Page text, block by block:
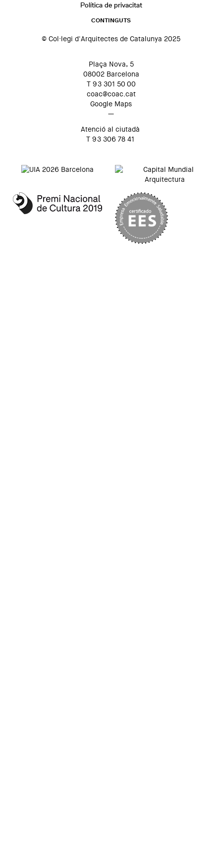
Política de privacitat
CONTINGUTS
© Col·legi d'Arquitectes de Catalunya 2025
Plaça Nova, 5
08002 Barcelona
T 93 301 50 00
coac@coac.cat
Google Maps
—
Atenció al ciutadà
T 93 306 78 41